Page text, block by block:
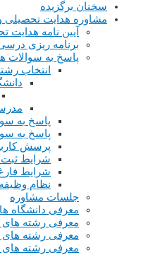
سخنان برگزیده
مشاوره هدایت تحصیلی
آیین نامه هدایت
برنامه ریزی
پاسخ به سوالات
انتخاب
پاسخ به
پاسخ به
پرسش
شرایط ثبت
شرایط
نظام
جلسات مشاوره
معرفی دانشگاه
معرفی رشته های
معرفی رشته
معرفی رشته های